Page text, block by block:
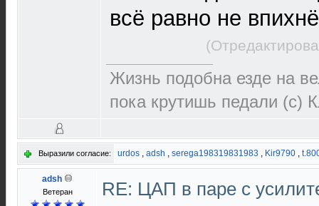
всё равно не
Жизнь подобна езде на
пока крутишь педали (с)
Выразили согласие: urdos , adsh , serega198319831983 , Kir9790 ,
adsh
Ветеран
RE: ЦАП в паре с